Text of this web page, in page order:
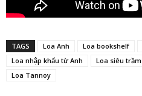
TAGS Loa Anh Loa bookshelf
Loa nhập khẩu từ Anh
Loa siêu trầm
Loa Tannoy